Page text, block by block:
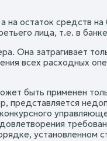
на остаток средств
лица, т.е. в
Она затрагивает
всех расходных
быть применен
представляется
установленном